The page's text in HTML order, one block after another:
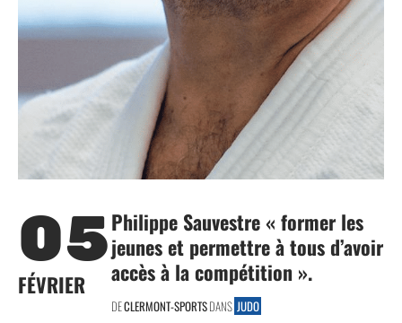
05
FÉVRIER
Philippe Sauvestre « former les
jeunes et permettre à tous d’avoir
accès à la compétition ».
DECLERMONT-SPORTSDANS JUDO